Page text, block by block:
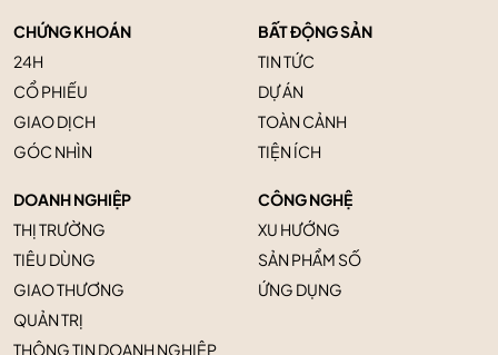
CHỨNG KHOÁN
24H
CỔ PHIẾU
GIAO DỊCH
GÓC NHÌN
BẤT ĐỘNG SẢN
TIN TỨC
DỰ ÁN
TOÀN CẢNH
TIỆN ÍCH
DOANH NGHIỆP
THỊ TRƯỜNG
TIÊU DÙNG
GIAO THƯƠNG
QUẢN TRỊ
THÔNG TIN DOANH NGHIỆP
CÔNG NGHỆ
XU HƯỚNG
SẢN PHẨM SỐ
ỨNG DỤNG